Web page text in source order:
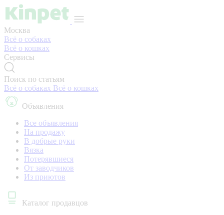
Москва
Всё о собаках
Всё о кошках
Сервисы
Поиск по статьям
Всё о собаках Всё о кошках
Объявления
Все объявления
На продажу
В добрые руки
Вязка
Потерявшиеся
От заводчиков
Из приютов
Каталог продавцов